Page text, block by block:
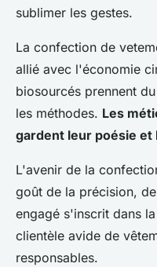
sublimer les gestes.
La confection de
allié avec l'économie
biosourcés prennent
les méthodes. Les
gardent leur poésie
L'avenir de la
goût de la précision,
engagé s'inscrit dans
clientèle avide de
responsables.